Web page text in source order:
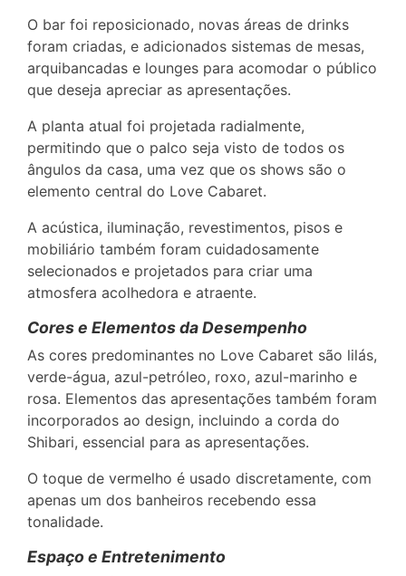
O bar foi reposicionado, novas áreas de drinks
foram criadas, e adicionados sistemas de mesas,
arquibancadas e lounges para acomodar o público
que deseja apreciar as apresentações.
A planta atual foi projetada radialmente,
permitindo que o palco seja visto de todos os
ângulos da casa, uma vez que os shows são o
elemento central do Love Cabaret.
A acústica, iluminação, revestimentos, pisos e
mobiliário também foram cuidadosamente
selecionados e projetados para criar uma
atmosfera acolhedora e atraente.
Cores e Elementos da Desempenho
As cores predominantes no Love Cabaret são lilás,
verde-água, azul-petróleo, roxo, azul-marinho e
rosa. Elementos das apresentações também foram
incorporados ao design, incluindo a corda do
Shibari, essencial para as apresentações.
O toque de vermelho é usado discretamente, com
apenas um dos banheiros recebendo essa
tonalidade.
Espaço e Entretenimento